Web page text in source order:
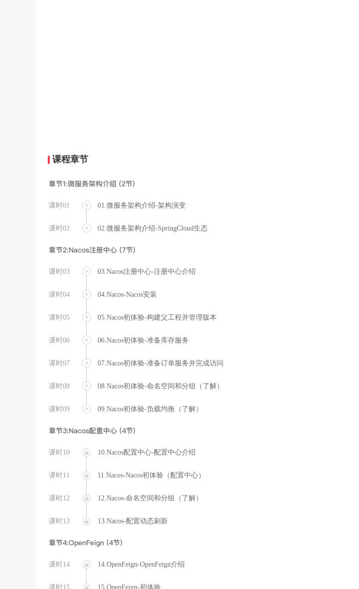
课程章节
章节1:微服务架构介绍 (2节)
课时01 01.微服务架构介绍-架构演变
课时02 02.微服务架构介绍-SpringCloud生态
章节2:Nacos注册中心 (7节)
课时03 03.Nacos注册中心-注册中心介绍
课时04 04.Nacos-Nacos安装
课时05 05.Nacos初体验-构建父工程并管理版本
课时06 06.Nacos初体验-准备库存服务
课时07 07.Nacos初体验-准备订单服务并完成访问
课时08 08.Nacos初体验-命名空间和分组（了解）
课时09 09.Nacos初体验-负载均衡（了解）
章节3:Nacos配置中心 (4节)
课时10 10.Nacos配置中心-配置中心介绍
课时11 11.Nacos-Nacos初体验（配置中心）
课时12 12.Nacos-命名空间和分组（了解）
课时13 13.Nacos-配置动态刷新
章节4:OpenFeign (4节)
课时14 14.OpenFeign-OpenFeign介绍
课时15 15.OpenFeign-初体验